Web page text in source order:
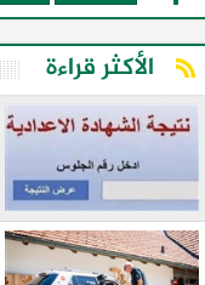
الأكثر قراءة